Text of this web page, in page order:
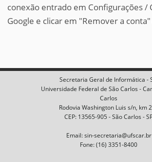
conexão entrado em Configurações /
Google e clicar em "Remover a conta"
Secretaria Geral de Informática -
Universidade Federal de São Carlos -
Carlos
Rodovia Washington Luis s/n, km
CEP: 13565-905 - São Carlos -
Email: sin-secretaria@ufscar.br
Fone: (16) 3351-8400